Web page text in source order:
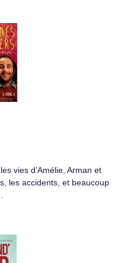
vies d’Amélie, Arman et
les accidents, et beaucoup